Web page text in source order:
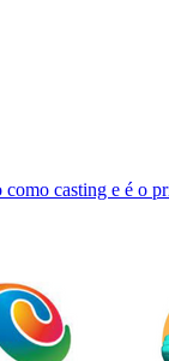
casting e é o